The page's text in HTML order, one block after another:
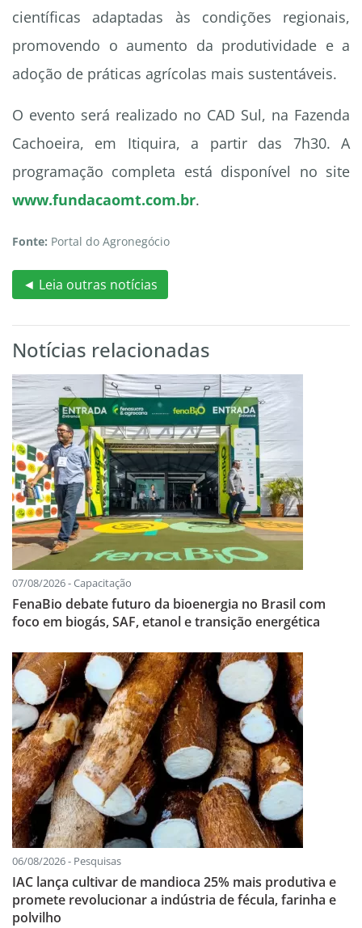
científicas adaptadas às condições regionais,
promovendo o aumento da produtividade e a
adoção de práticas agrícolas mais sustentáveis.
O evento será realizado no CAD Sul, na Fazenda
Cachoeira, em Itiquira, a partir das 7h30. A
programação completa está disponível no site
www.fundacaomt.com.br.
Fonte: Portal do Agronegócio
◄ Leia outras notícias
Notícias relacionadas
07/08/2026 - Capacitação
FenaBio debate futuro da bioenergia no Brasil com
foco em biogás, SAF, etanol e transição energética
06/08/2026 - Pesquisas
IAC lança cultivar de mandioca 25% mais produtiva e
promete revolucionar a indústria de fécula, farinha e
polvilho